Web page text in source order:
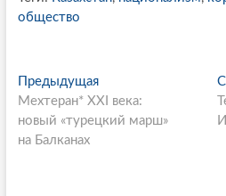
общество
P
o
s
ПредыдущаяП
р
е
Мехтеран* XXI века:
новый «турецкий марш»
на Балканах